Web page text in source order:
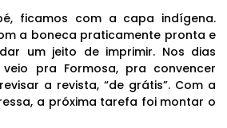
ficamos com a capa indígena.
a boneca praticamente pronta e
um jeito de imprimir. Nos dias
pra Formosa, pra convencer
a revista, “de grátis”. Com a
a próxima tarefa foi montar o